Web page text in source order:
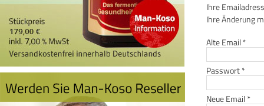
Ihre
Ihre Änderung
Alte Email*
Passwort*
Neue Email*